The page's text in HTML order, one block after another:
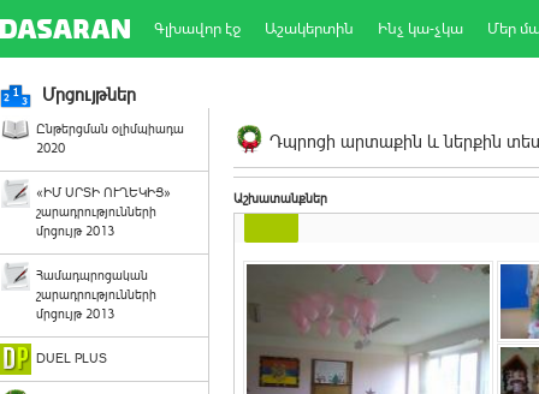
Գլխավոր էջ Աշակերտին Ինչ կա-չկա Մեր
Մրցույթներ
Ընթերցման օլիմպիադա
2020
«ԻՄ ՍՐՏԻ ՈՒՂԵԿԻՑ»
շարադրությունների
մրցույթ 2013
Համադպրոցական
շարադրությունների
մրցույթ 2013
DUEL PLUS
Դպրոցի արտաքին և ներքին
Աշխատանքներ